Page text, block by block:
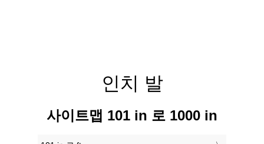
인치 발
사이트맵 101 in 로 1000 in